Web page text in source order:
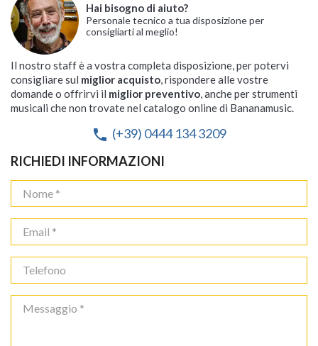
Hai bisogno di aiuto?
Personale tecnico a tua disposizione per
consigliarti al meglio!
Il nostro staff è a vostra completa disposizione, per potervi
consigliare sul miglior acquisto, rispondere alle vostre
domande o offrirvi il miglior preventivo, anche per strumenti
musicali che non trovate nel catalogo online di Bananamusic.
phone (+39) 0444 134 3209
RICHIEDI INFORMAZIONI